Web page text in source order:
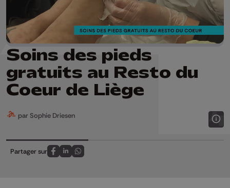
Soins des pieds
gratuits au Resto du
Coeur de Liège
par Sophie Driesen
Partager sur
Partagez sur FaceBook
Partagez sur LinkedIn
Partagez sur Whatsapp